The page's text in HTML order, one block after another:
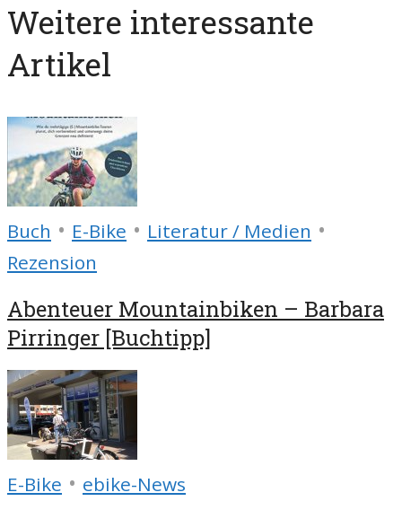
Weitere interessante
Artikel
Buch • E-Bike • Literatur / Medien •
Rezension
Abenteuer Mountainbiken – Barbara
Pirringer [Buchtipp]
E-Bike • ebike-News